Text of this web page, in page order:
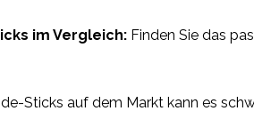
im Vergleich: Finden Sie das
Sticks auf dem Markt kann es